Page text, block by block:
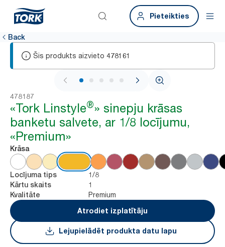
Pieteikties
Back
Šis produkts aizvieto 478161
1 / 6
478187
«Tork Linstyle®» sinepju krāsas
banketu salvete, ar 1/8 locījumu,
«Premium»
Krāsa
Locījuma tips 1/8
Kārtu skaits 1
Kvalitāte
Premium
Atrodiet izplatītāju
Lejupielādēt produkta datu lapu